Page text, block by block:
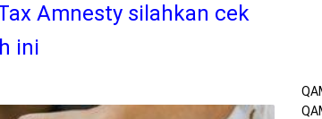
Amnesty silahkan cek
ini